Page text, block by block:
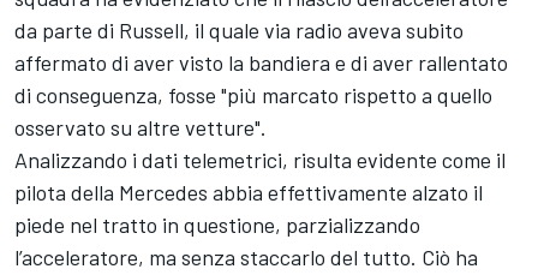
da parte di Russell, il quale via radio aveva subito
affermato di aver visto la bandiera e di aver rallentato
di conseguenza, fosse "più marcato rispetto a quello
osservato su altre vetture".
Analizzando i dati telemetrici, risulta evidente come il
pilota della Mercedes abbia effettivamente alzato il
piede nel tratto in questione, parzializzando
l’acceleratore, ma senza staccarlo del tutto. Ciò ha